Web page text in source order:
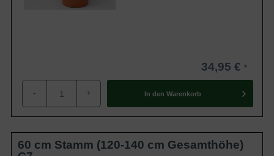
34,95 €
- + In den Warenkorb
60 cm Stamm (120-140 cm Gesamthöhe)